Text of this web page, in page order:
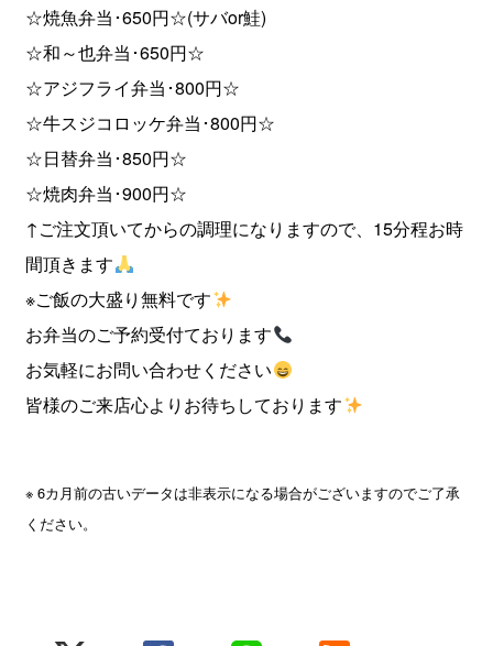
☆焼魚弁当･650円☆(サバor鮭)
☆和～也弁当･650円☆
☆アジフライ弁当･800円☆
☆牛スジコロッケ弁当･800円☆
☆日替弁当･850円☆
☆焼肉弁当･900円☆
↑ご注文頂いてからの調理になりますので、15分程お時
間頂きます
※ご飯の大盛り無料です
お弁当のご予約受付ております
お気軽にお問い合わせください
皆様のご来店心よりお待ちしております
※ 6カ月前の古いデータは非表示になる場合がございますのでご了承
ください。